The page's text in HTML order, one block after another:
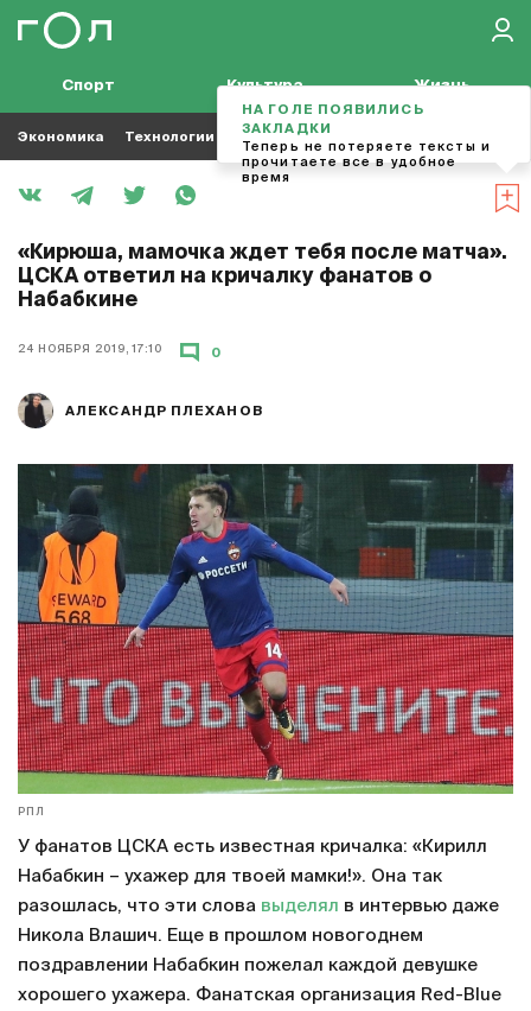
Спорт Культура Жизнь
Экономика Технологии Кино Футбол
«Кирюша, мамочка ждет тебя после матча».
ЦСКА ответил на кричалку фанатов о
Набабкине
24 НОЯБРЯ 2019, 17:10
АЛЕКСАНДР ПЛЕХАНОВ
0
РПЛ
У фанатов ЦСКА есть известная кричалка: «Кирилл
Набабкин – ухажер для твоей мамки!». Она так
разошлась, что эти слова выделял в интервью даже
Никола Влашич. Еще в прошлом новогоднем
поздравлении Набабкин пожелал каждой девушке
хорошего ухажера. Фанатская организация Red-Blue
НА ГОЛЕ ПОЯВИЛИСЬ
ЗАКЛАДКИ
Теперь не потеряете тексты и
прочитаете все в удобное
время